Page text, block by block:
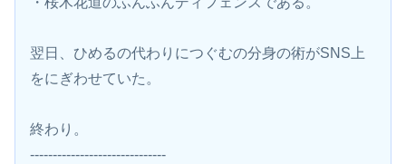
翌日、ひめるの代わりにつぐむの分身の術がSNS上
をにぎわせていた。
終わり。
------------------------------